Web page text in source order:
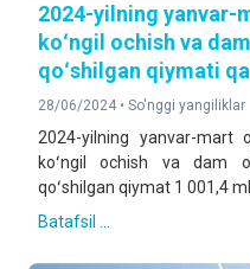
2024-yilning yanvar-
koʻngil ochish va
qoʻshilgan qiymati
28/06/2024 • So'nggi yangiliklar
2024-yilning yanvar-mart
koʻngil ochish va dam
qoʻshilgan qiymat 1 001,4
Batafsil ...